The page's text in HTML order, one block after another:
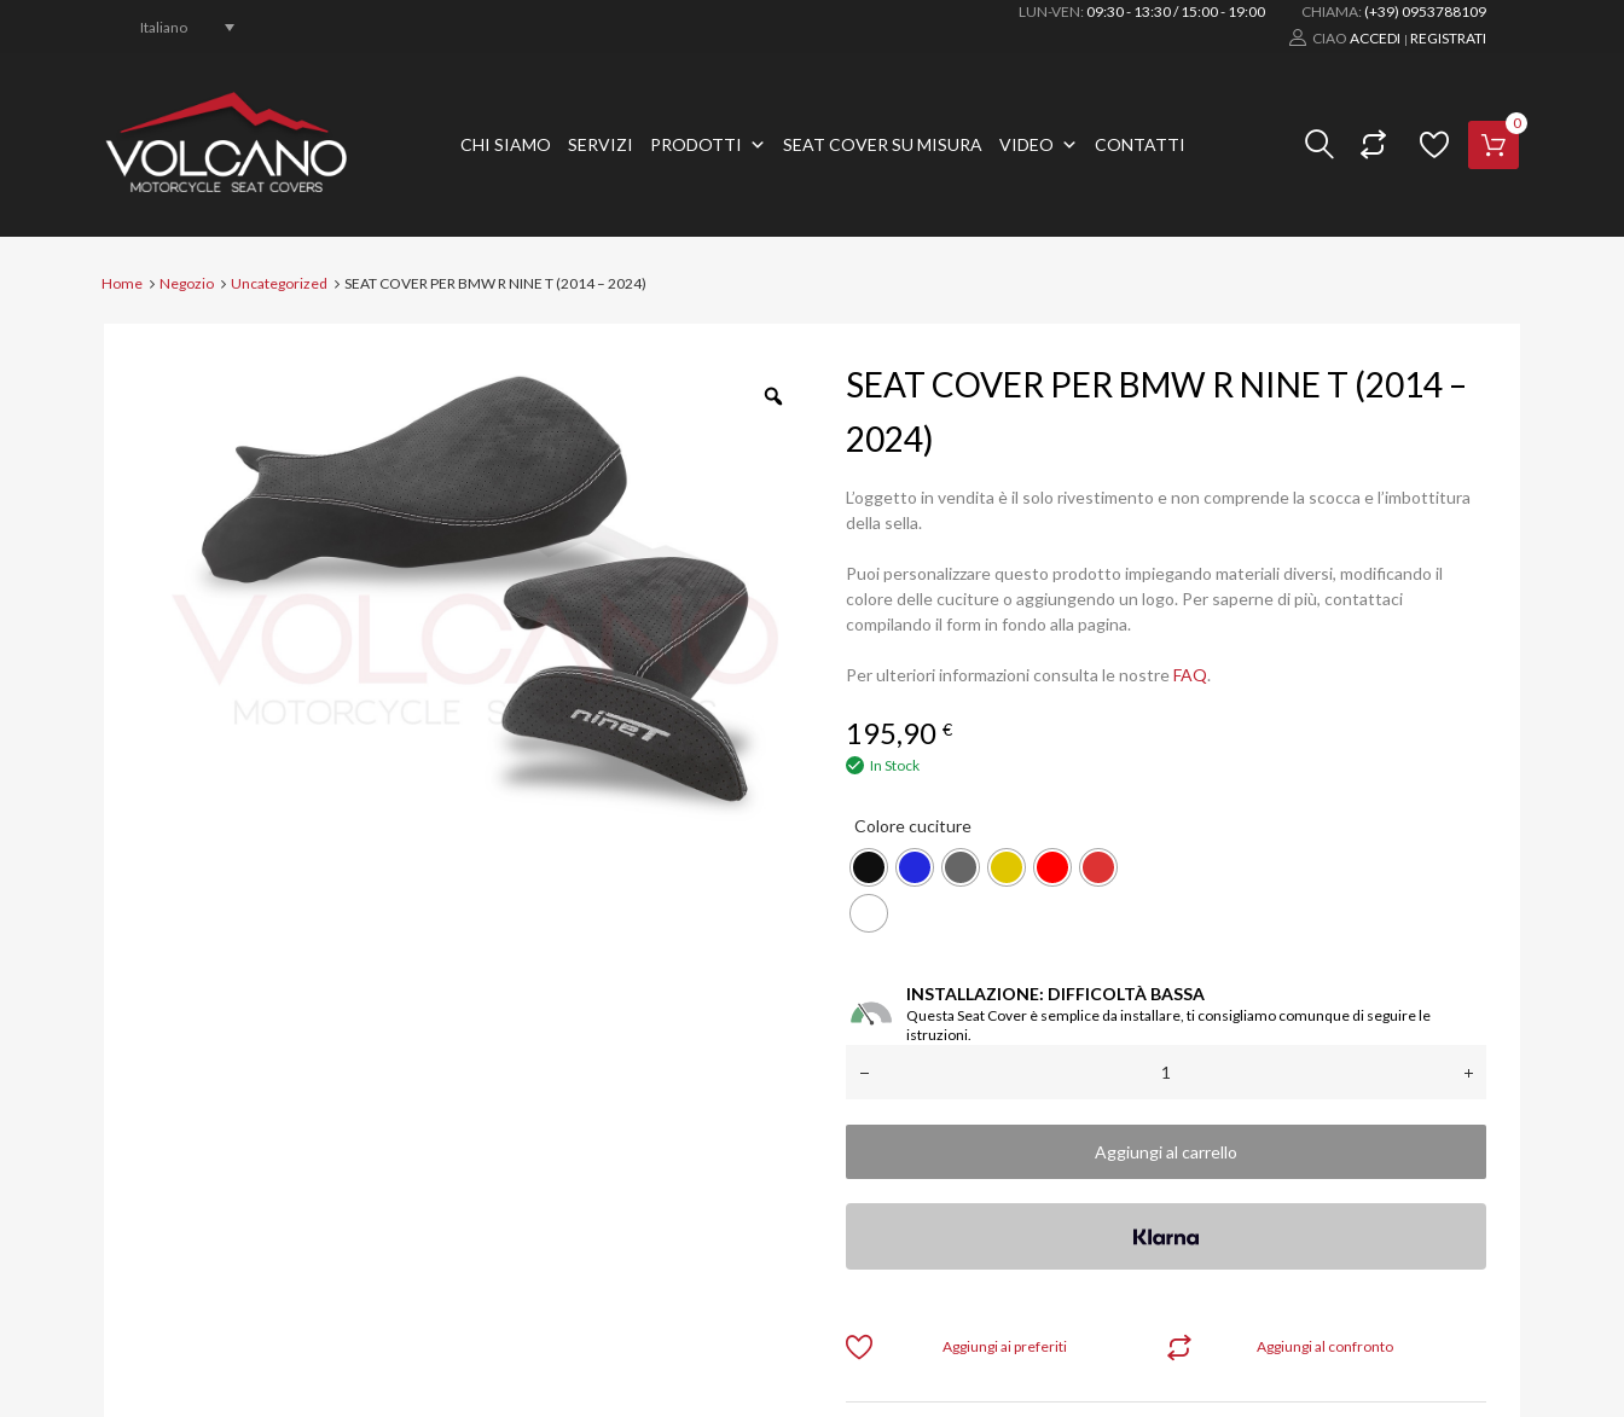
Italiano
LUN-VEN: 09:30 - 13:30 / 15:00 - 19:00 CHIAMA: (+39) 0953788109
CIAO ACCEDI | REGISTRATI
0
CHI SIAMO SERVIZI PRODOTTI SEAT COVER SU MISURA VIDEO CONTATTI
Home Negozio Uncategorized SEAT COVER PER BMW R NINE T (2014 – 2024)
SEAT COVER PER BMW R NINE T (2014 –
2024)
L’oggetto in vendita è il solo rivestimento e non comprende la scocca e l’imbottitura
della sella.
Puoi personalizzare questo prodotto impiegando materiali diversi, modificando il
colore delle cuciture o aggiungendo un logo. Per saperne di più, contattaci
compilando il form in fondo alla pagina.
Per ulteriori informazioni consulta le nostreFAQ.
195,90 €
In Stock
Colore cuciture
INSTALLAZIONE: DIFFICOLTÀ BASSA
Questa Seat Cover è semplice da installare, ti consigliamo comunque di seguire le
istruzioni.
Aggiungi al carrello
Aggiungi al confronto
Aggiungi ai preferiti